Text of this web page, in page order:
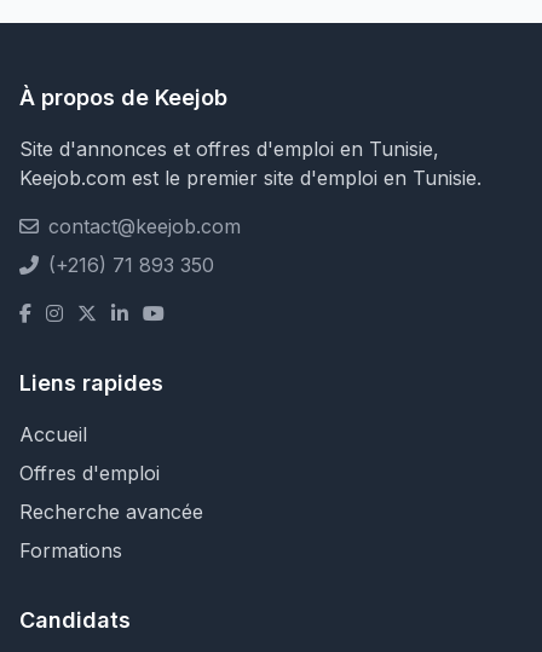
À propos de Keejob
Site d'annonces et offres d'emploi en Tunisie,
Keejob.com est le premier site d'emploi en Tunisie.
contact@keejob.com
(+216) 71 893 350
Liens rapides
Accueil
Offres d'emploi
Recherche avancée
Formations
Candidats